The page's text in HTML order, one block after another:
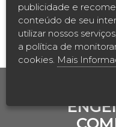
2ª
ENTRE
publicidade e
conteúdo de seu
utilizar nossos
a política de
cookies. Mais